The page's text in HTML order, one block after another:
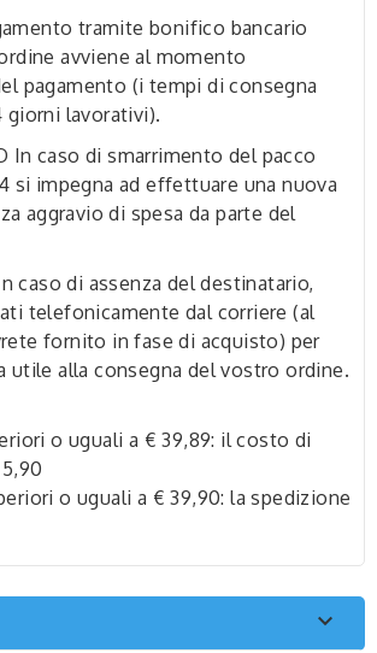
tramite bonifico bancario
avviene al momento
pagamento (i tempi di consegna
giorni lavorativi).
In caso di smarrimento del pacco
si impegna ad effettuare una nuova
aggravio di spesa da parte del
caso di assenza del destinatario,
telefonicamente dal corriere (al
fornito in fase di acquisto) per
utile alla consegna del vostro ordine.
o uguali a € 39,89: il costo di
o uguali a € 39,90: la spedizione
